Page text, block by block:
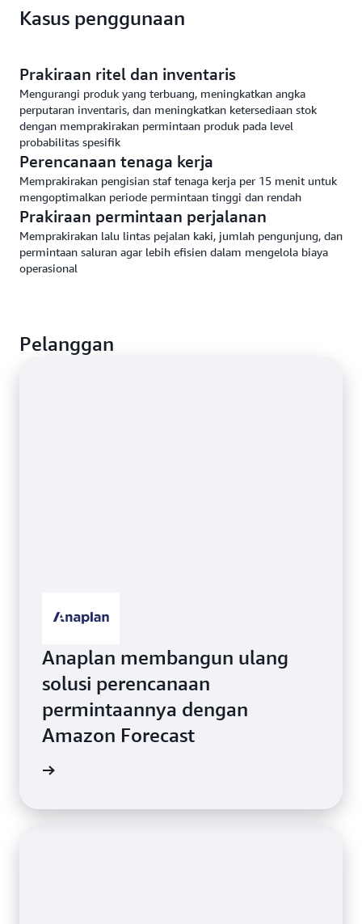
Kasus penggunaan
Prakiraan ritel dan inventaris
Mengurangi produk yang terbuang, meningkatkan angka
perputaran inventaris, dan meningkatkan ketersediaan stok
dengan memprakirakan permintaan produk pada level
probabilitas spesifik
Perencanaan tenaga kerja
Memprakirakan pengisian staf tenaga kerja per 15 menit untuk
mengoptimalkan periode permintaan tinggi dan rendah
Prakiraan permintaan perjalanan
Memprakirakan lalu lintas pejalan kaki, jumlah pengunjung, dan
permintaan saluran agar lebih efisien dalam mengelola biaya
operasional
Pelanggan
Anaplan membangun ulang
solusi perencanaan
permintaannya dengan
Amazon Forecast